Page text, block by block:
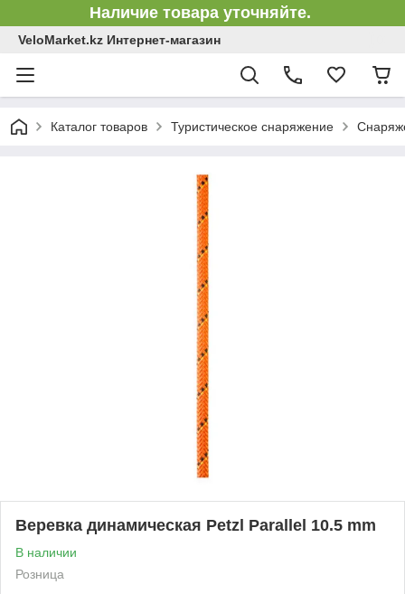
Наличие товара уточняйте.
VeloMarket.kz Интернет-магазин
Каталог товаров Туристическое снаряжение
Веревка динамическая Petzl Parallel 10.5 mm
В наличии
Розница